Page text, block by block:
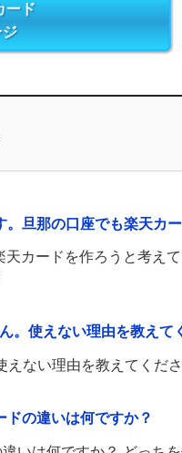
ード
ジ
。旦那の口座でも楽天カ
カードを作ろうと考え
。使えない理由を教えて
ない理由を教えてくださ
ドの違いは何ですか？